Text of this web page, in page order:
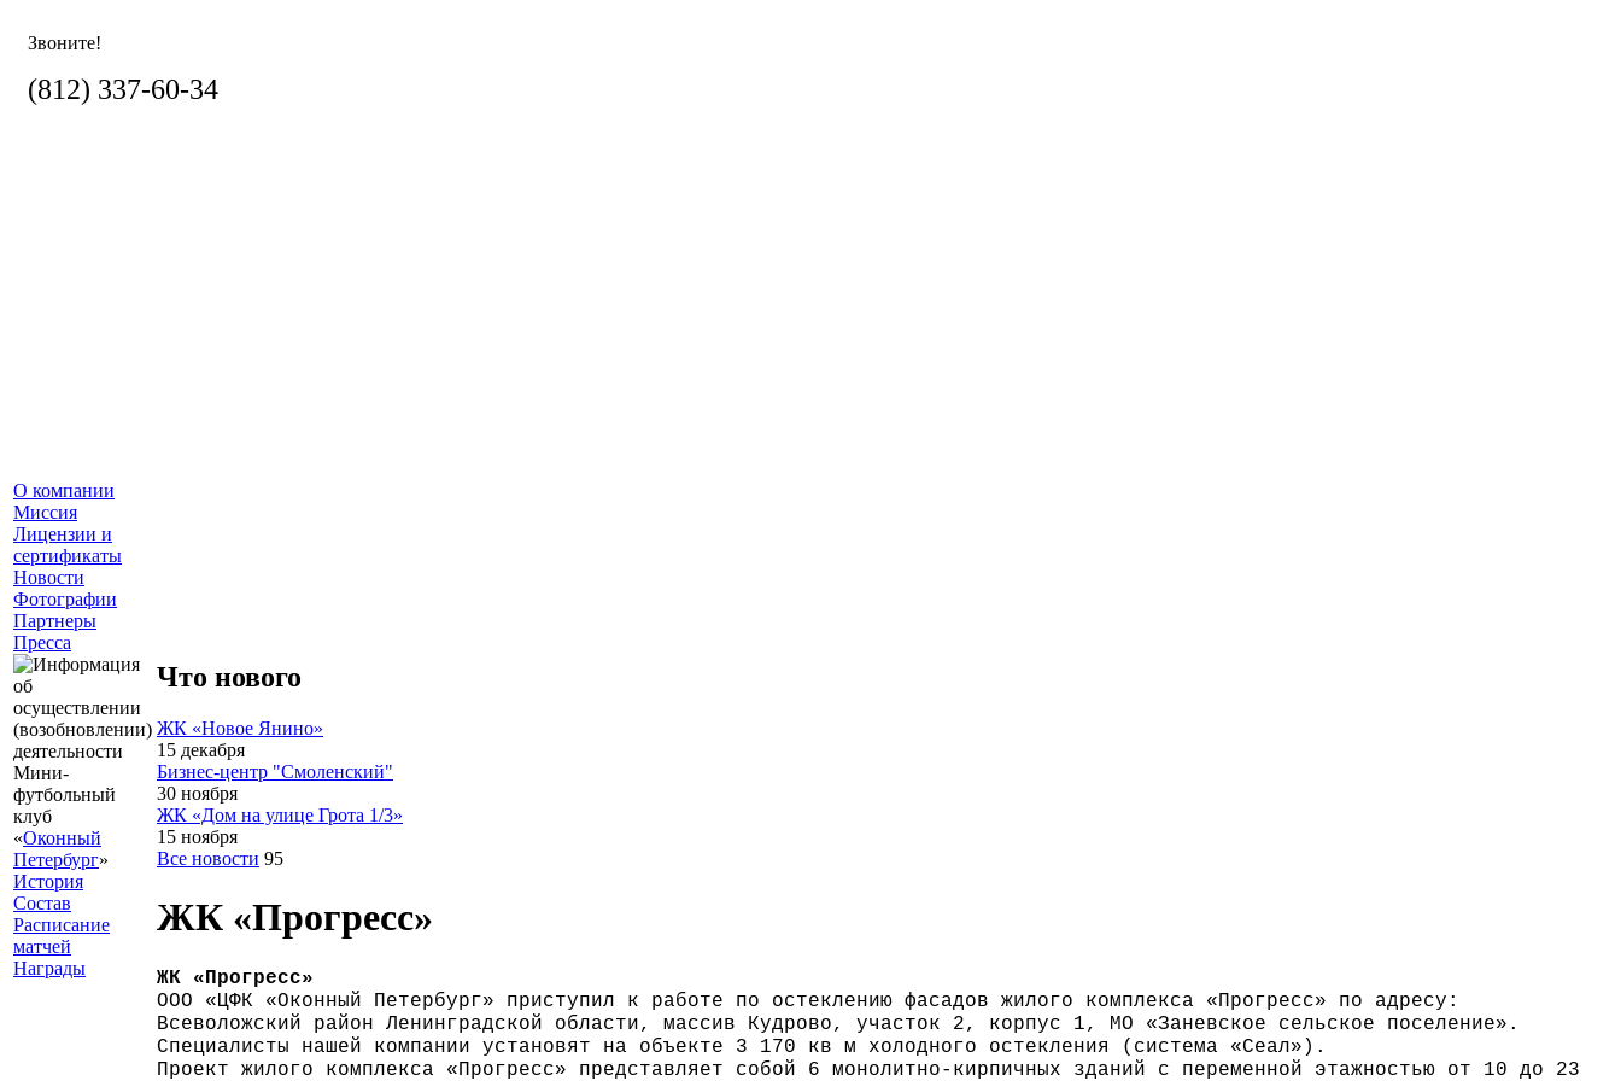
Звоните!
(812) 337-60-34
О компании
Миссия
Лицензии и
сертификаты
Новости
Фотографии
Партнеры
Пресса
Мини-
футбольный
клуб
«Оконный
Петербург»
История
Состав
Расписание
матчей
Награды
Что нового
ЖК «Новое Янино»
15 декабря
Бизнес-центр "Смоленский"
30 ноября
ЖК «Дом на улице Грота 1/3»
15 ноября
Все новости 95
ЖК «Прогресс»
ЖК «Прогресс»
ООО «ЦФК «Оконный Петербург» приступил к работе по остеклению фасадов жилого комплекса «Прогресс» по адресу:
Всеволожский район Ленинградской области, массив Кудрово, участок 2, корпус 1, МО «Заневское сельское поселение».
Специалисты нашей компании установят на объекте 3 170 кв м холодного остекления (система «Сеал»).
Проект жилого комплекса «Прогресс» представляет собой 6 монолитно-кирпичных зданий с переменной этажностью от 10 до 23